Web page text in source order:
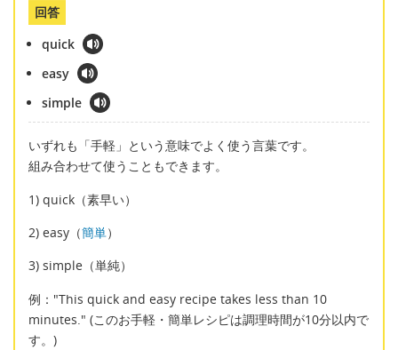
回答
quick
easy
simple
いずれも「手軽」という意味でよく使う言葉です。
組み合わせて使うこともできます。
1) quick（素早い）
2) easy（簡単）
3) simple（単純）
例："This quick and easy recipe takes less than 10
minutes." (このお手軽・簡単レシピは調理時間が10分以内で
す。)